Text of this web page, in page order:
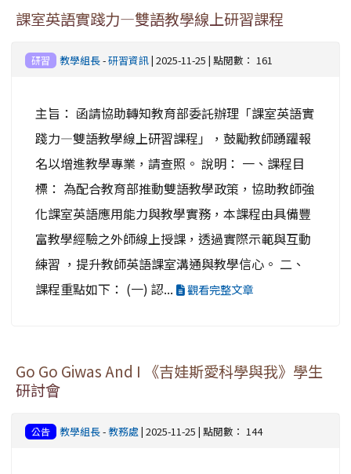
課室英語實踐力—雙語教學線上研習課程
研習 教學組長-研習資訊| 2025-11-25 | 點閱數： 161
主旨： 函請協助轉知教育部委託辦理「課室英語實
踐力—雙語教學線上研習課程」，鼓勵教師踴躍報
名以增進教學專業，請查照。 說明： 一、課程目
標： 為配合教育部推動雙語教學政策，協助教師強
化課室英語應用能力與教學實務，本課程由具備豐
富教學經驗之外師線上授課，透過實際示範與互動
練習 ，提升教師英語課室溝通與教學信心。 二、
課程重點如下： (一) 認...
觀看完整文章
Go Go Giwas And I 《吉娃斯愛科學與我》學生
研討會
公告 教學組長-教務處 | 2025-11-25 | 點閱數： 144